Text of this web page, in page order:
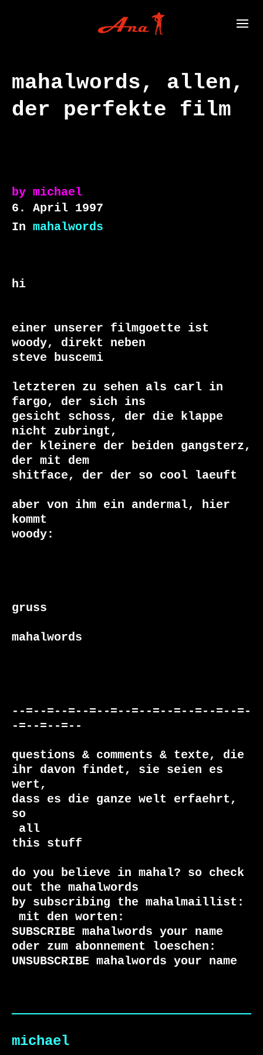
mahalwords, allen,
der perfekte film
by michael
6. April 1997
In mahalwords
hi
einer unserer filmgoette ist
woody, direkt neben
steve buscemi
letzteren zu sehen als carl in
fargo, der sich ins
gesicht schoss, der die klappe
nicht zubringt,
der kleinere der beiden gangsterz,
der mit dem
shitface, der der so cool laeuft
aber von ihm ein andermal, hier
kommt
woody:
gruss
mahalwords
--=--=--=--=--=--=--=--=--=--=--=-
-=--=--=--
questions & comments & texte, die
ihr davon findet, sie seien es
wert,
dass es die ganze welt erfaehrt,
this stuff
do you believe in mahal? so check
out the mahalwords
SUBSCRIBE mahalwords your name
oder zum abonnement loeschen:
UNSUBSCRIBE mahalwords your name
michael